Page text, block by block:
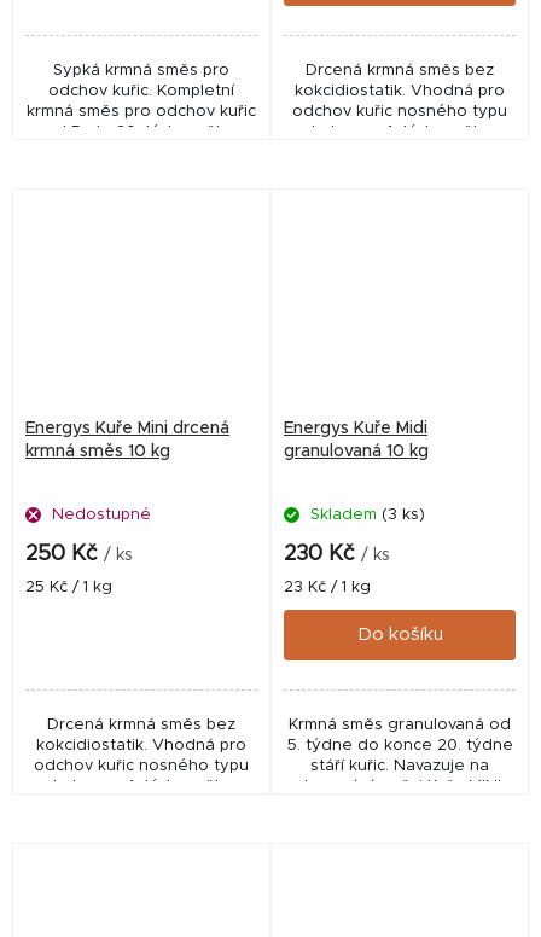
Sypká krmná směs pro
odchov kuřic. Kompletní
krmná směs pro odchov kuřic
Drcená krmná směs bez
kokcidiostatik. Vhodná pro
odchov kuřic nosného typu
Energys Kuře Mini drcená
krmná směs 10 kg
Nedostupné
250 Kč / ks
Měrná
25 Kč / 1 kg
Drcená krmná směs bez
kokcidiostatik. Vhodná pro
odchov kuřic nosného typu
do konce 4. týdne věku.
Energys Kuře Midi
granulovaná 10 kg
Skladem (3 ks)
230 Kč / ks
Měrná
cena:
23 Kč / 1 kg
Do košíku
Krmná směs granulovaná od
5. týdne do konce 20. týdne
stáří kuřic. Navazuje na
zkrmování směsi Kuře MINI.